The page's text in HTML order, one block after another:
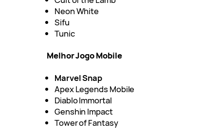
Neon White
Sifu
Tunic
Melhor Jogo Mobile
Marvel Snap
Apex Legends Mobile
Diablo Immortal
Genshin Impact
Tower of Fantasy